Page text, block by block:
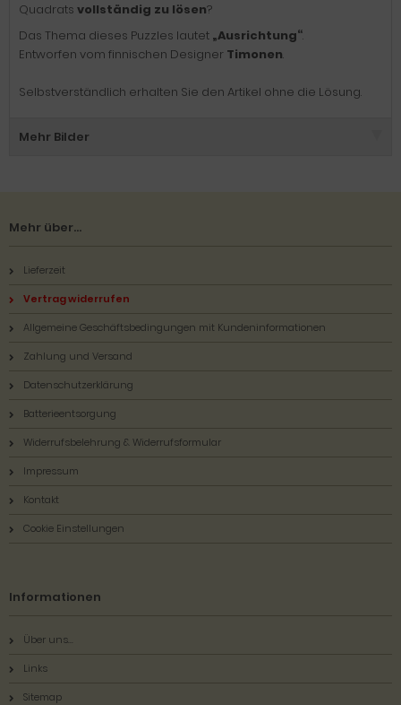
Quadrats vollständig zu lösen?
Das Thema dieses Puzzles lautet „Ausrichtung“.
Entworfen vom finnischen Designer Timonen.
Selbstverständlich erhalten Sie den Artikel ohne die Lösung.
Mehr Bilder
Mehr über...
Lieferzeit
Vertrag widerrufen
Allgemeine Geschäftsbedingungen mit Kundeninformationen
Zahlung und Versand
Datenschutzerklärung
Batterieentsorgung
Widerrufsbelehrung & Widerrufsformular
Impressum
Kontakt
Cookie Einstellungen
Informationen
Über uns...
Links
Sitemap